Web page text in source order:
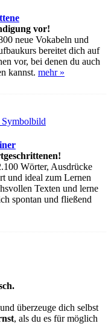
vor!
neue Vokabeln und
bereitet dich auf
vor, bei denen du auch
kannst. mehr »
Wörter, Ausdrücke
und ideal zum Lernen
Texten und lerne
spontan und fließend
und überzeuge dich selbst
, als du es für möglich